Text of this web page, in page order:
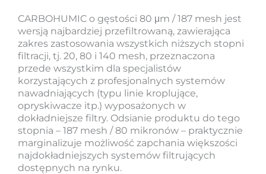
CARBOHUMIC o gęstości 80 μm / 187 mesh jest
wersją najbardziej przefiltrowaną, zawierająca
zakres zastosowania wszystkich niższych stopni
filtracji, tj. 20, 80 i 140 mesh, przeznaczona
przede wszystkim dla specjalistów
korzystających z profesjonalnych systemów
nawadniających (typu linie kroplujące,
opryskiwacze itp.) wyposażonych w
dokładniejsze filtry. Odsianie produktu do tego
stopnia – 187 mesh / 80 mikronów – praktycznie
marginalizuje możliwość zapchania większości
najdokładniejszych systemów filtrujących
dostępnych na rynku.